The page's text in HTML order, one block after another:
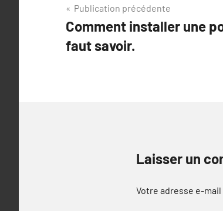
Navigation
de
l’article
Publication précédente
Comment installer une
faut savoir.
Laisser un
Votre adresse e-mail